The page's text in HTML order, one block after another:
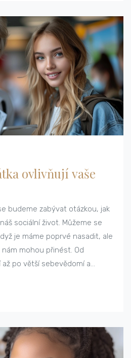
ovlivňují vaše
budeme zabývat otázkou, jak
sociální život. Můžeme se
je máme poprvé nasadit, ale
mohou přinést. Od
po větší sebevědomí a
mně, ať prozkoumáme tento